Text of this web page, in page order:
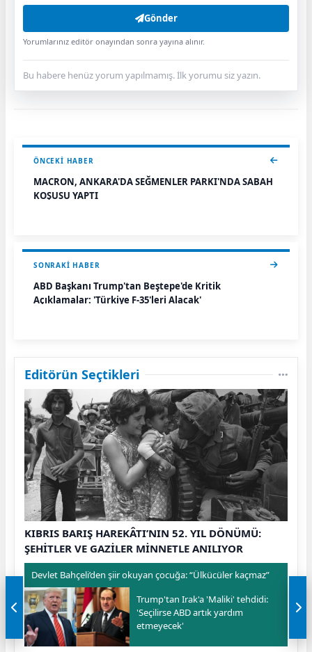
Gönder
Yorumlarınız editör onayından sonra yayına alınır.
Bu habere henüz yorum yapılmamış. İlk yorumu siz yazın.
ÖNCEKI HABER
MACRON, ANKARA'DA SEĞMENLER PARKI'NDA SABAH
KOŞUSU YAPTI
SONRAKI HABER
ABD Başkanı Trump'tan Beştepe'de Kritik
Açıklamalar: 'Türkiye F-35'leri Alacak'
Editörün Seçtikleri
KIBRIS BARIŞ HAREKÂTI’NIN 52. YIL DÖNÜMÜ:
ŞEHİTLER VE GAZİLER MİNNETLE ANILIYOR
Devlet Bahçeli’den şiir okuyan çocuğa: “Ülkücüler kaçmaz”
Trump'tan Irak'a 'Maliki' tehdidi:
'Seçilirse ABD artık yardım
etmeyecek'